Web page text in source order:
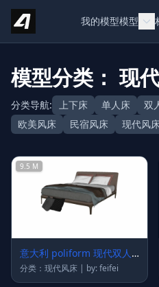
Skip to content
我的模型模型
模型分类： 现
分类导航: 上下床 单人床 双
欧美风床
民宿风床 现代风床
9.5 M
意大利 poliform 现代双人
床
分类：现代风床 | by: feifei